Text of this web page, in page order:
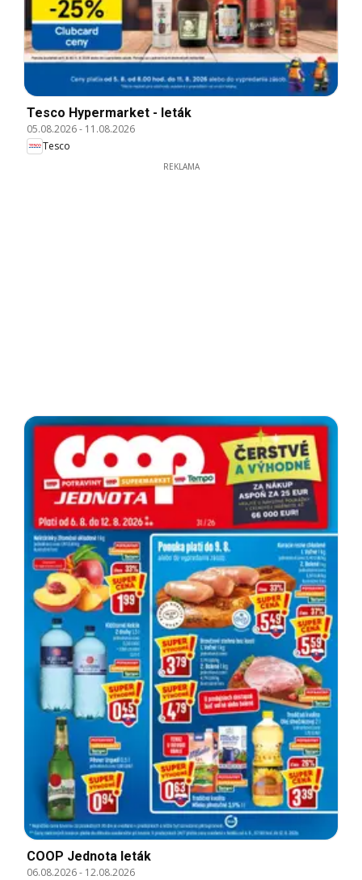
Tesco Hypermarket - leták
05.08.2026- 11.08.2026
Tesco
REKLAMA
COOP Jednota leták
06.08.2026- 12.08.2026